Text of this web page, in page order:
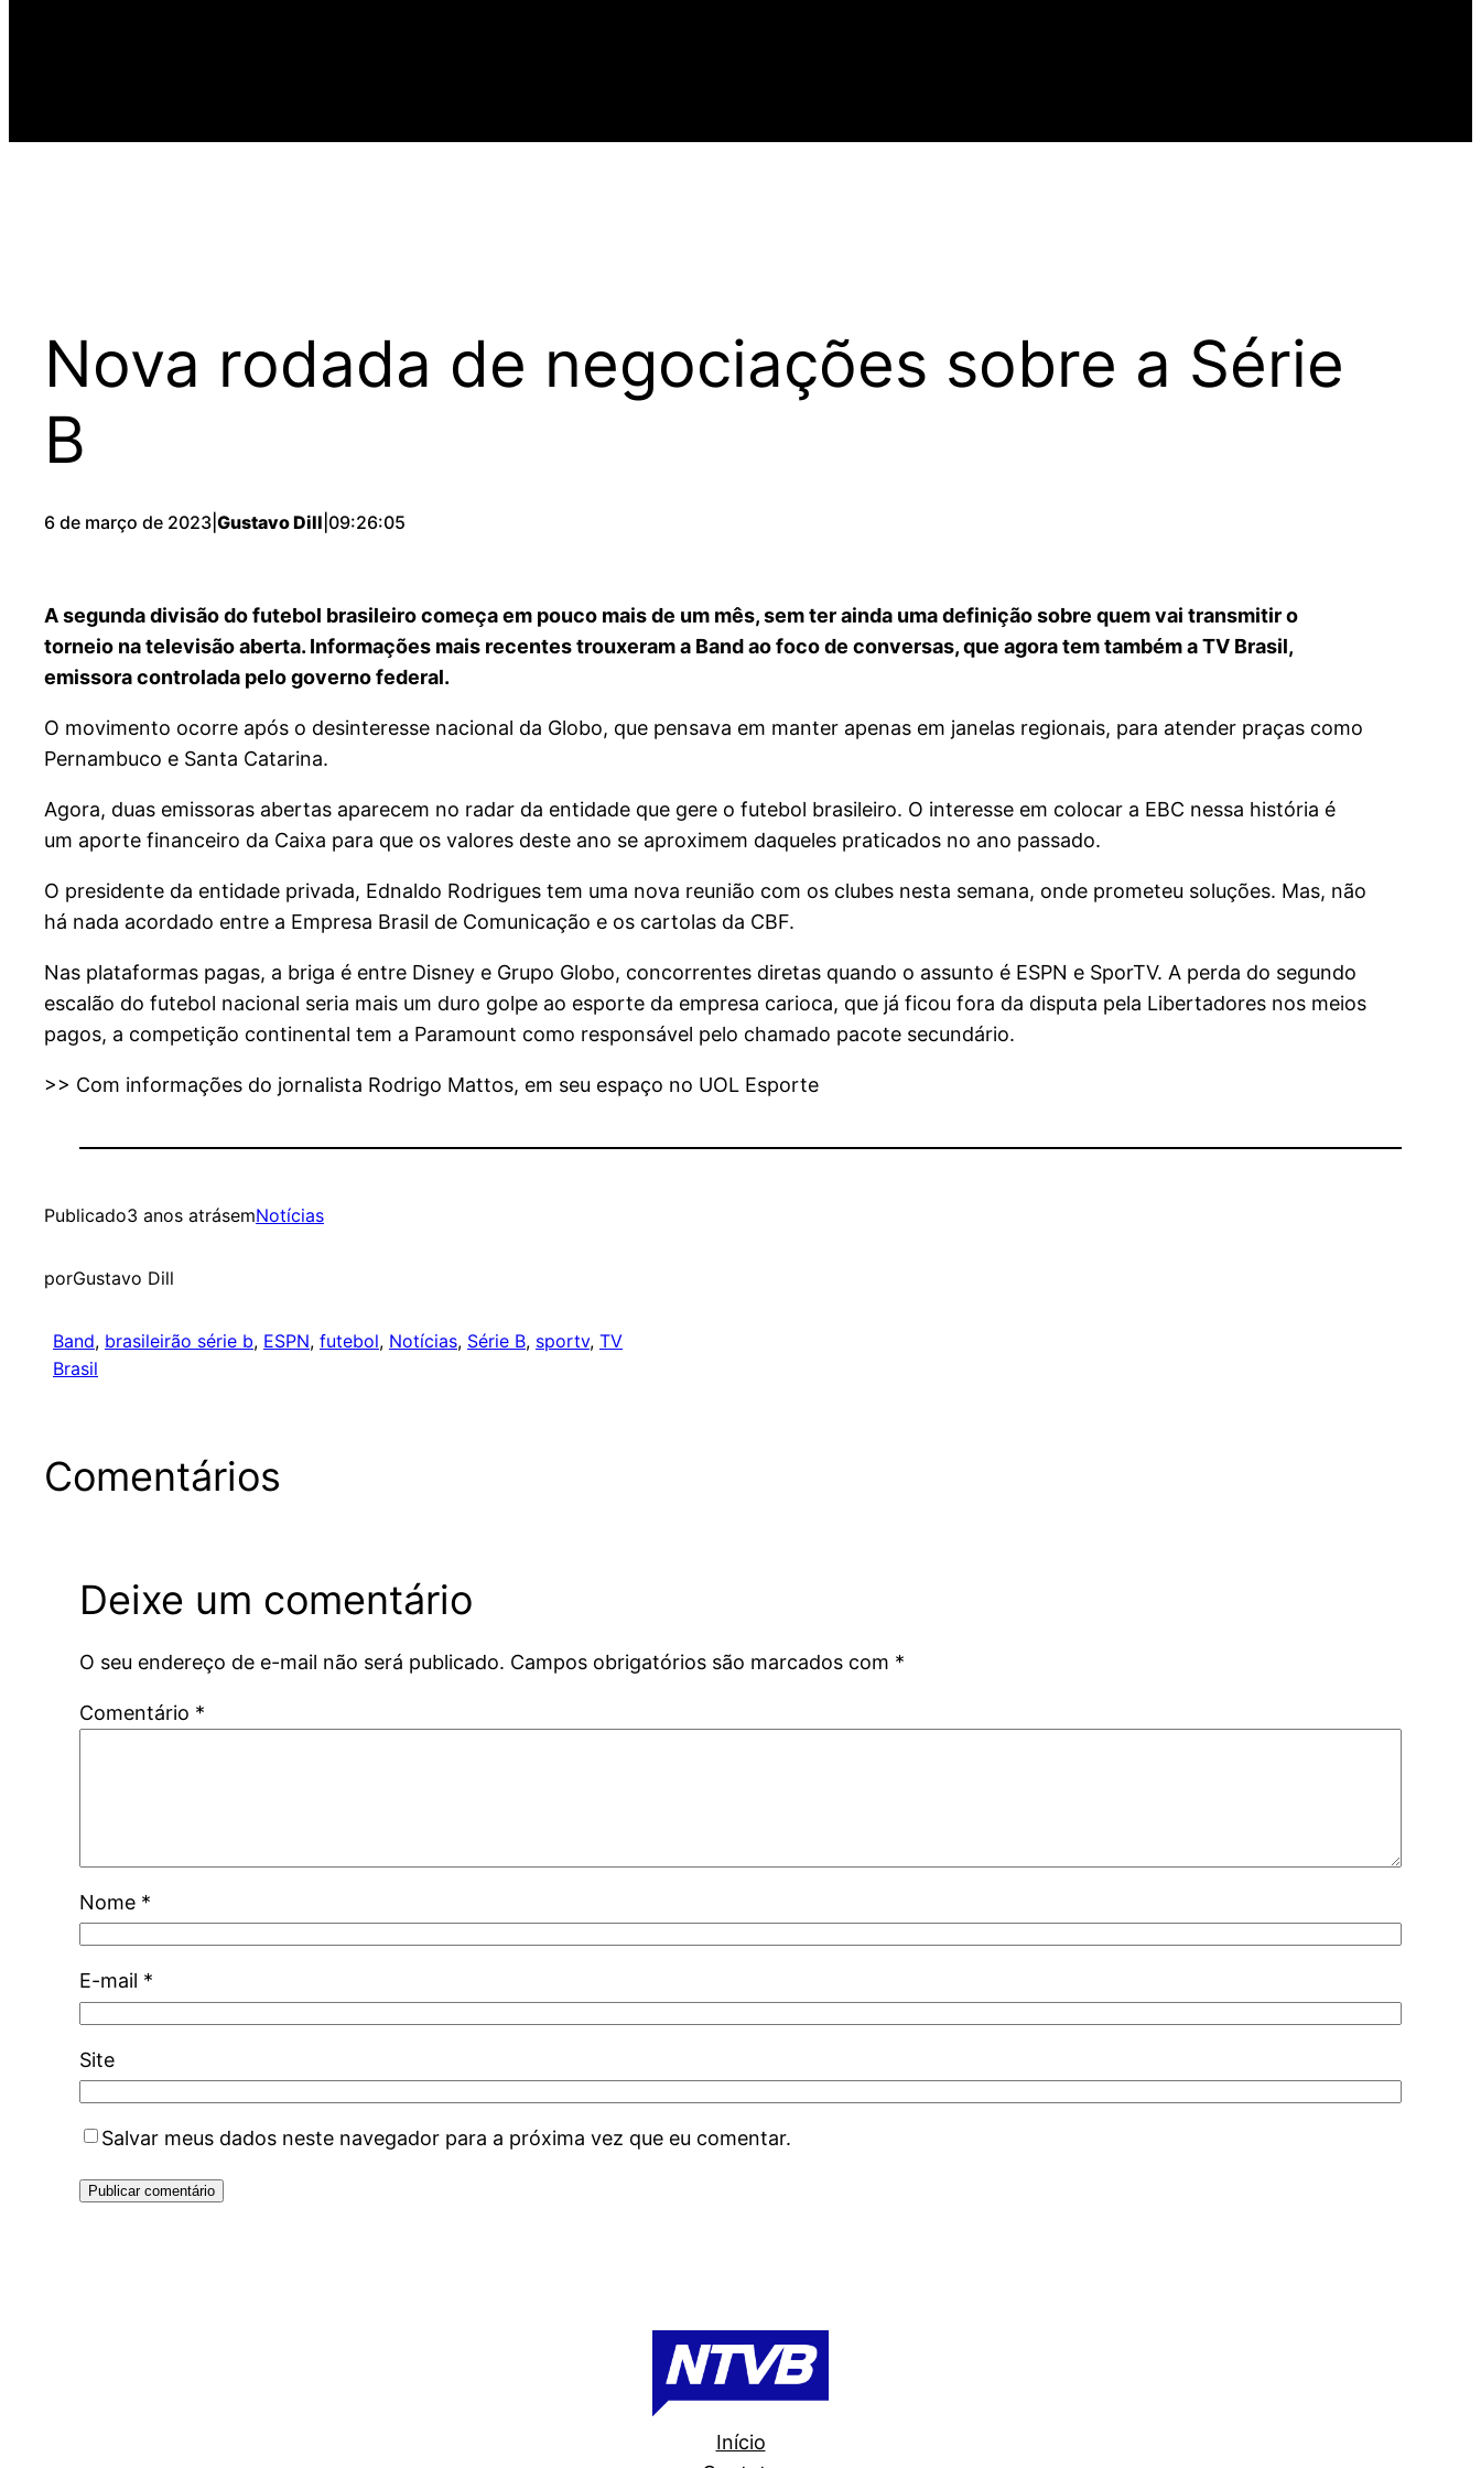
Nova rodada de negociações sobre a Série
B
6 de março de 2023 Gustavo Dill 09:26:05
A segunda divisão do futebol brasileiro começa em pouco mais de um mês, sem ter ainda uma definição sobre quem vai transmitir o
torneio na televisão aberta. Informações mais recentes trouxeram a Band ao foco de conversas, que agora tem também a TV Brasil,
emissora controlada pelo governo federal.
O movimento ocorre após o desinteresse nacional da Globo, que pensava em manter apenas em janelas regionais, para atender praças como
Pernambuco e Santa Catarina.
Agora, duas emissoras abertas aparecem no radar da entidade que gere o futebol brasileiro. O interesse em colocar a EBC nessa história é
um aporte financeiro da Caixa para que os valores deste ano se aproximem daqueles praticados no ano passado.
O presidente da entidade privada, Ednaldo Rodrigues tem uma nova reunião com os clubes nesta semana, onde prometeu soluções. Mas, não
há nada acordado entre a Empresa Brasil de Comunicação e os cartolas da CBF.
Nas plataformas pagas, a briga é entre Disney e Grupo Globo, concorrentes diretas quando o assunto é ESPN e SporTV. A perda do segundo
escalão do futebol nacional seria mais um duro golpe ao esporte da empresa carioca, que já ficou fora da disputa pela Libertadores nos meios
pagos, a competição continental tem a Paramount como responsável pelo chamado pacote secundário.
>> Com informações do jornalista Rodrigo Mattos, em seu espaço no UOL Esporte
Publicado3 anos atrásemNotícias
porGustavo Dill
Band, brasileirão série b, ESPN, futebol, Notícias, Série B, sportv, TV
Brasil
Comentários
Deixe um comentário
O seu endereço de e-mail não será publicado. Campos obrigatórios são marcados com *
Comentário *
Nome *
E-mail *
Site
Salvar meus dados neste navegador para a próxima vez que eu comentar.
Início